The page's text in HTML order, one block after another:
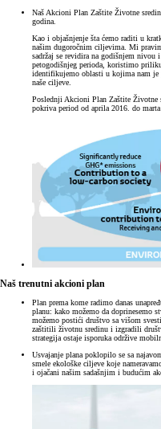
Naš Akcioni Plan Zaštite Životne
godina.
Kao i objašnjenje šta ćemo raditi u
našim dugoročnim ciljevima. Mi
sadržaj se revidira na godišnjem nivou
petogodišnjeg perioda, koristimo
identifikujemo oblasti u kojima nam
naše ciljeve.
Poslednji Akcioni Plan Zaštite Životne
pokriva period od aprila 2016. do marta
Naš trenutni akcioni plan
Plan prema kome radimo danas
planu: kako možemo da doprinesemo
možemo postići društvo sa višom
zaštitili životnu sredinu i izgradili
strategija ostaje isporuka održive
Usvajanje plana poklopilo se sa
smele ekološke ciljeve koje
i ojačani našim sadašnjim i budućim